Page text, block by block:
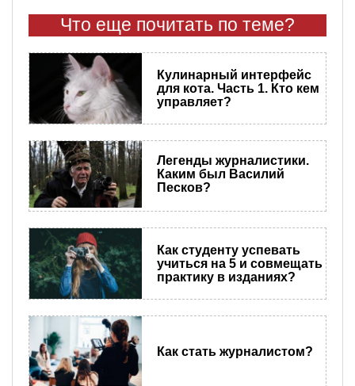
Что еще почитать по теме?
Кулинарный интерфейс
для кота. Часть 1. Кто кем
управляет?
Легенды журналистики.
Каким был Василий
Песков?
Как студенту успевать
учиться на 5 и совмещать
практику в изданиях?
Как стать журналистом?